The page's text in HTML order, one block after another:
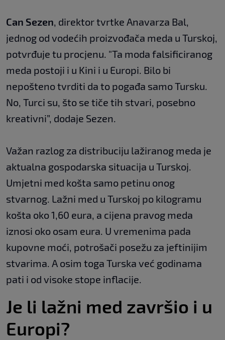
Can Sezen, direktor tvrtke Anavarza Bal,
jednog od vodećih proizvođača meda u Turskoj,
potvrđuje tu procjenu. "Ta moda falsificiranog
meda postoji i u Kini i u Europi. Bilo bi
nepošteno tvrditi da to pogađa samo Tursku.
No, Turci su, što se tiče tih stvari, posebno
kreativni”, dodaje Sezen.
Važan razlog za distribuciju lažiranog meda je
aktualna gospodarska situacija u Turskoj.
Umjetni med košta samo petinu onog
stvarnog. Lažni med u Turskoj po kilogramu
košta oko 1,60 eura, a cijena pravog meda
iznosi oko osam eura. U vremenima pada
kupovne moći, potrošači posežu za jeftinijim
stvarima. A osim toga Turska već godinama
pati i od visoke stope inflacije.
Je li lažni med završio i u
Europi?